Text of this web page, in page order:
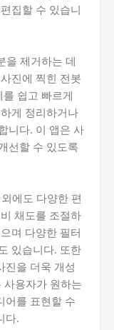
집할 수 있습니
을 제거하는 데
진에 찍힌 전봇
쉽고 빠르게
게 정리하거나
니다. 이 앱은 사
선할 수 있도록
에도 다양한 편
채도를 조절하
며 다양한 필터
있습니다. 또한
진을 더욱 개성
사용자가 원하는
어를 표현할 수
다.